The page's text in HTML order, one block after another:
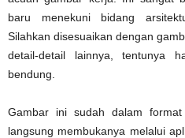
baru menekuni bidang
Silahkan disesuaikan dengan
detail-detail lainnya, tentunya
bendung.
Gambar ini sudah dalam
langsung membukanya melalui